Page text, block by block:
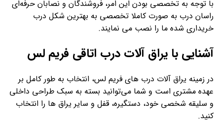
با توجه به تخصصی بودن این امر، فروشندگان و نصابان حرفه‌ای
راسان درب به صورت کاملا تخصصی به بهترین شکل درب
خریداری شده ما را نصب می نمایند.
آشنایی با یراق آلات درب اتاقی فریم لس
در زمینه یراق آلات درب های فریم لس، انتخاب به طور کامل بر
عهده مشتری است و شما می‌توانید بسته به سبک طراحی داخلی
و سلیقه شخصی خود، دستگیره، قفل و سایر یراق ها را انتخاب
کنید.